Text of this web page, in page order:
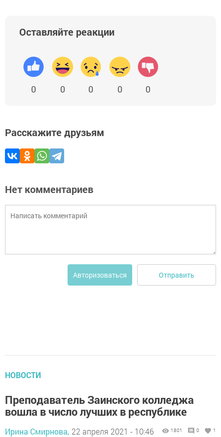
Оставляйте реакции
0 0 0 0 0
Расскажите друзьям
Нет комментариев
Авторизоваться Отправить
НОВОСТИ
Преподаватель Заинского колледжа
вошла в число лучших в республике
Ирина Смирнова, 22 апреля 2021 - 10:46 1801 0 1